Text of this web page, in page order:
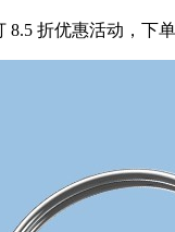
折优惠活动，下